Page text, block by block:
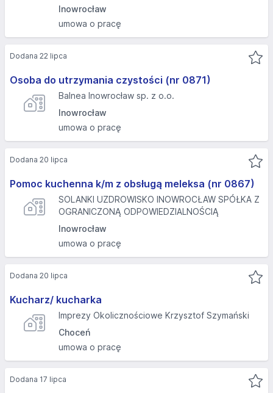
Inowrocław
umowa o pracę
Osoba do utrzymania czystości (nr 0871)
Balnea Inowrocław sp. z o.o.
Inowrocław
umowa o pracę
Dodana 22 lipca
Pomoc kuchenna k/m z obsługą meleksa (nr 0867)
SOLANKI UZDROWISKO INOWROCŁAW SPÓŁKA Z
OGRANICZONĄ ODPOWIEDZIALNOŚCIĄ
Inowrocław
umowa o pracę
Dodana 20 lipca
Kucharz/ kucharka
Imprezy Okolicznościowe Krzysztof Szymański
Choceń
umowa o pracę
Dodana 20 lipca
Dodana 17 lipca